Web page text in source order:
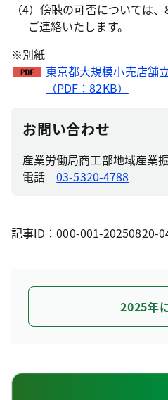
（4）傍聴の可否については
ご連絡いたします。
※別紙
東京都大規模小売店舗
（PDF：82KB）
お問い合わせ
産業労働局商工部地域産業
電話03-5320-4788
記事ID：000-001-20250820-
2025年